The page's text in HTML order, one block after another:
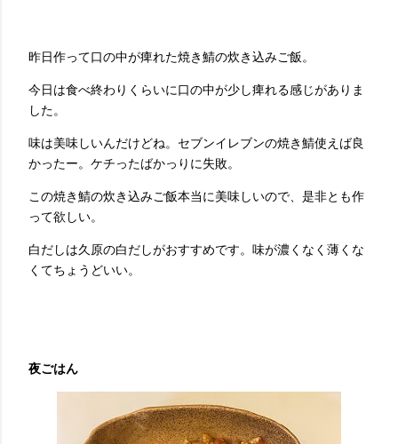
昨日作って口の中が痺れた焼き鯖の炊き込みご飯。
今日は食べ終わりくらいに口の中が少し痺れる感じがありま
した。
味は美味しいんだけどね。セブンイレブンの焼き鯖使えば良
かったー。ケチったばかっりに失敗。
この焼き鯖の炊き込みご飯本当に美味しいので、是非とも作
って欲しい。
白だしは久原の白だしがおすすめです。味が濃くなく薄くな
くてちょうどいい。
夜ごはん